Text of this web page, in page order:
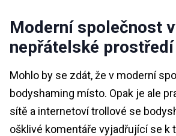
Moderní společnost
nepřátelské prostředí
Mohlo by se zdát, že v moderní
bodyshaming místo. Opak je ale
sítě a internetoví trollové se
ošklivé komentáře vyjadřující se k